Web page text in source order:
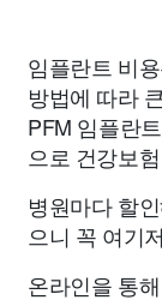
임플란트 비
방법에 따라
PFM 임플란
으로 건강보
병원마다 할
으니 꼭 여기
온라인을 통